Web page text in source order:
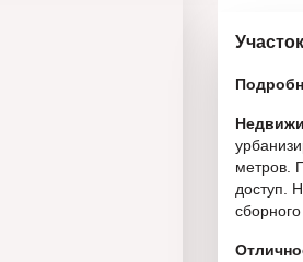
метров.
доступ.